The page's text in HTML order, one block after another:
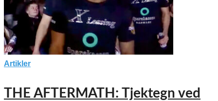
Artikler
THE AFTERMATH: Tjektegn ved